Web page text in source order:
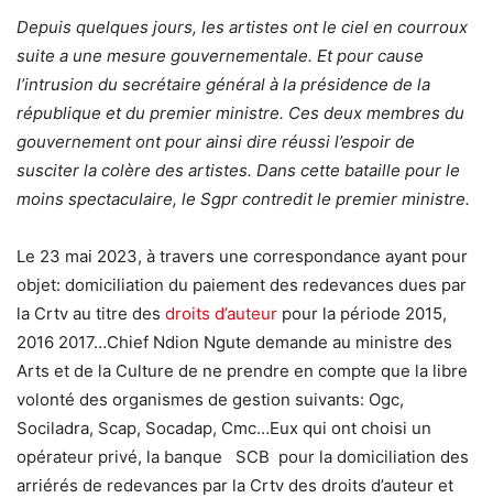
Depuis quelques jours, les artistes ont le ciel en courroux
suite a une mesure gouvernementale. Et pour cause
l’intrusion du secrétaire général à la présidence de la
république et du premier ministre. Ces deux membres du
gouvernement ont pour ainsi dire réussi l’espoir de
susciter la colère des artistes. Dans cette bataille pour le
moins spectaculaire, le Sgpr contredit le premier ministre.
Le 23 mai 2023, à travers une correspondance ayant pour
objet: domiciliation du paiement des redevances dues par
la Crtv au titre des droits d’auteur pour la période 2015,
2016 2017…Chief Ndion Ngute demande au ministre des
Arts et de la Culture de ne prendre en compte que la libre
volonté des organismes de gestion suivants: Ogc,
Sociladra, Scap, Socadap, Cmc…Eux qui ont choisi un
opérateur privé, la banque SCB pour la domiciliation des
arriérés de redevances par la Crtv des droits d’auteur et